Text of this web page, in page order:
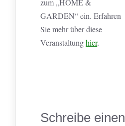
zum „HOME &
GARDEN“ ein. Erfahren
Sie mehr über diese
Veranstaltunghier.
Schreibe einen